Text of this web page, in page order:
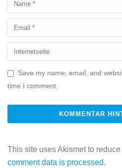
Save my name, email, and
time I comment.
This site uses Akismet to reduce
comment data is processed.